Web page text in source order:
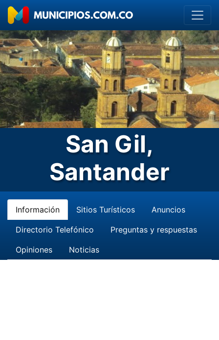
San Gil,
Santander
Información Sitios Turísticos Anuncios
Directorio Telefónico Preguntas y respuestas
Opiniones Noticias